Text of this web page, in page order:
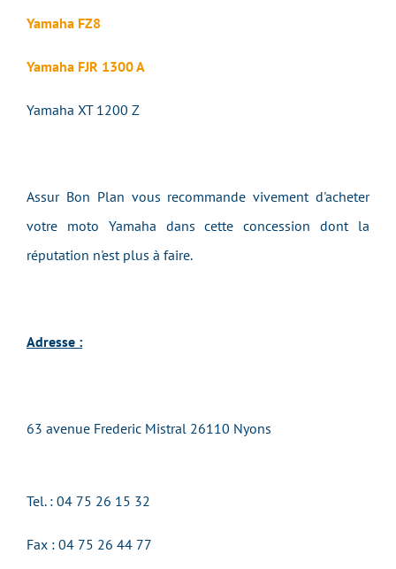
Yamaha FZ8
Yamaha FJR 1300 A
Yamaha XT 1200 Z
Assur Bon Plan vous recommande vivement d'acheter
votre moto Yamaha dans cette concession dont la
réputation n'est plus à faire.
Adresse :
63 avenue Frederic Mistral 26110 Nyons
Tel. : 04 75 26 15 32
Fax : 04 75 26 44 77